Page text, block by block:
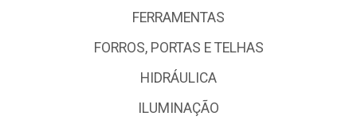
FERRAMENTAS
FORROS, PORTAS E TELHAS
HIDRÁULICA
ILUMINAÇÃO